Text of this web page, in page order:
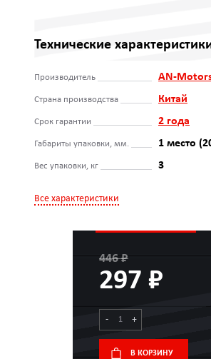
Технические
Производитель AN-
Страна производства Китай
Срок гарантии 2 года
Габариты упаковки, мм. 1 место
Вес упаковки, кг 3
Все характеристики
446 ₽
297 ₽
- +
В КОРЗИНУ